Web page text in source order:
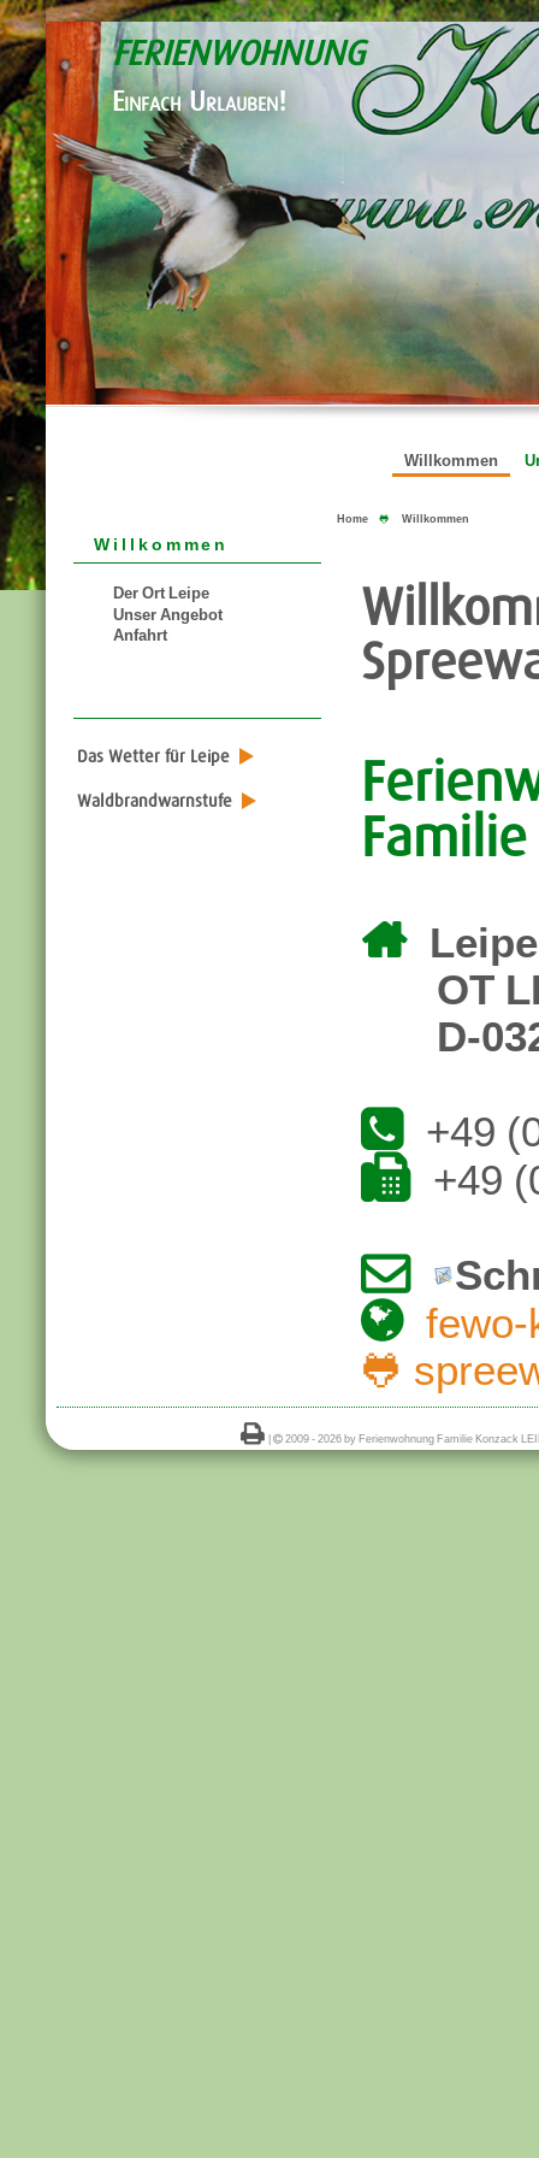
FERIENWOHNUNG
Einfach Urlauben!
Willkommen
Willkommen
Der Ort Leipe
Unser Angebot
Anfahrt
Das Wetter für Leipe
Waldbrandwarnstufe
Home 🐸 Willkommen

OT
D-
 +49
 +49

 fewo-
🐸
 2009 - 2026 by Ferienwohnung Familie Konzack